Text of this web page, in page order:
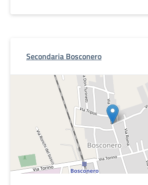
Secondaria Bosconero